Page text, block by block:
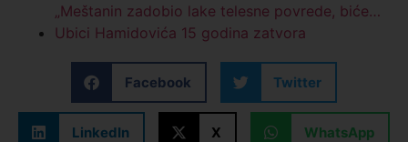
„Meštanin zadobio lake telesne povrede, biće…
Ubici Hamidovića 15 godina zatvora
Facebook Twitter
LinkedIn X WhatsApp